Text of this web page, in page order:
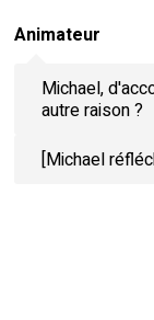
Animateur
Michael,
autre raison ?
[Michael